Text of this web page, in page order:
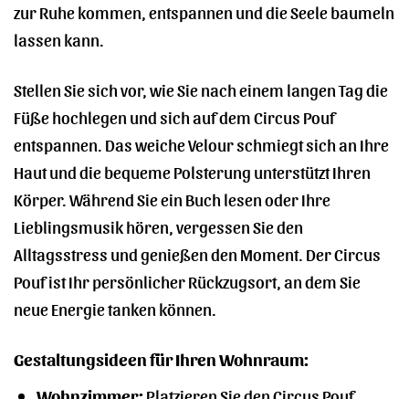
zur Ruhe kommen, entspannen und die Seele baumeln
lassen kann.
Stellen Sie sich vor, wie Sie nach einem langen Tag die
Füße hochlegen und sich auf dem Circus Pouf
entspannen. Das weiche Velour schmiegt sich an Ihre
Haut und die bequeme Polsterung unterstützt Ihren
Körper. Während Sie ein Buch lesen oder Ihre
Lieblingsmusik hören, vergessen Sie den
Alltagsstress und genießen den Moment. Der Circus
Pouf ist Ihr persönlicher Rückzugsort, an dem Sie
neue Energie tanken können.
Gestaltungsideen für Ihren Wohnraum:
Wohnzimmer:Platzieren Sie den Circus Pouf